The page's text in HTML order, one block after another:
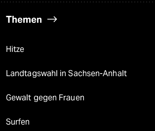
Themen
Hitze
Landtagswahl in Sachsen-Anhalt
Gewalt gegen Frauen
Surfen